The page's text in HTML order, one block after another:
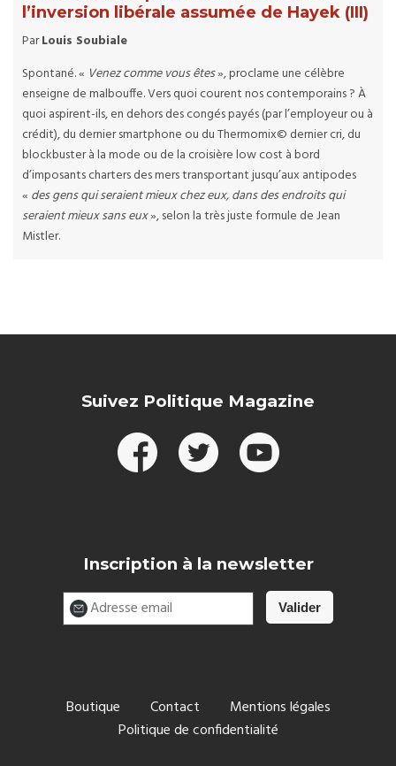
l’inversion libérale assumée de Hayek (III)
ParLouis Soubiale
Spontané. « Venez comme vous êtes», proclame une célèbre
enseigne de malbouffe. Vers quoi courent nos contemporains ? À
quoi aspirent-ils, en dehors des congés payés (par l’employeur ou à
crédit), du dernier smartphone ou du Thermomix© dernier cri, du
blockbuster à la mode ou de la croisière low cost à bord
d’imposants charters des mers transportant jusqu’aux antipodes
« des gens qui seraient mieux chez eux, dans des endroits qui
seraient mieux sans eux», selon la très juste formule de Jean
Mistler.
Suivez Politique Magazine
Inscription à la newsletter
Boutique Contact
Mentions légales
Politique de confidentialité